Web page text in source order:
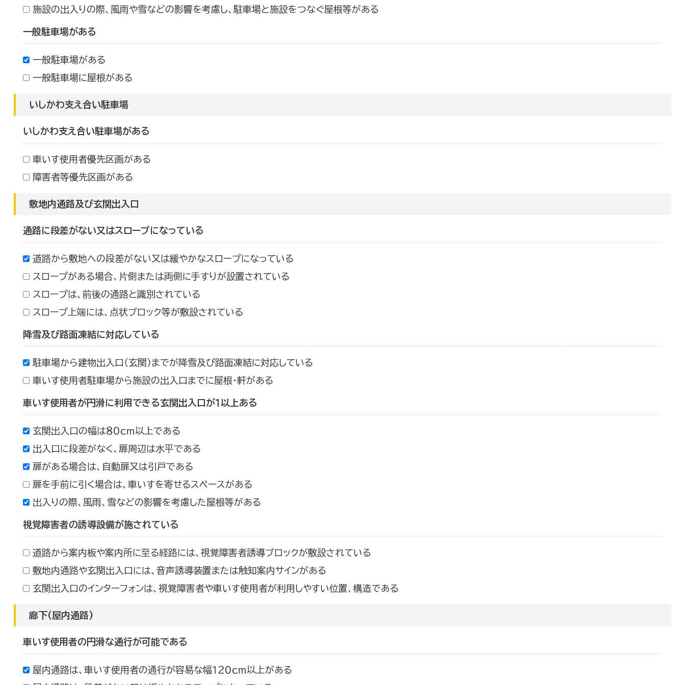
施設の出入りの際、風雨や雪などの影響を考慮し、駐車場と施設をつなぐ屋根等がある
一般駐車場がある
一般駐車場がある
一般駐車場に屋根がある
いしかわ支え合い駐車場
いしかわ支え合い駐車場がある
車いす使用者優先区画がある
障害者等優先区画がある
敷地内通路及び玄関出入口
通路に段差がない又はスロープになっている
道路から敷地への段差がない又は緩やかなスロープになっている
スロープがある場合、片側または両側に手すりが設置されている
スロープは、前後の通路と識別されている
スロープ上端には、点状ブロック等が敷設されている
降雪及び路面凍結に対応している
駐車場から建物出入口（玄関）までが降雪及び路面凍結に対応している
車いす使用者駐車場から施設の出入口までに屋根・軒がある
車いす使用者が円滑に利用できる玄関出入口が１以上ある
玄関出入口の幅は８０ｃｍ以上である
出入口に段差がなく、扉周辺は水平である
扉がある場合は、自動扉又は引戸である
扉を手前に引く場合は、車いすを寄せるスペースがある
出入りの際、風雨、雪などの影響を考慮した屋根等がある
視覚障害者の誘導設備が施されている
道路から案内板や案内所に至る経路には、視覚障害者誘導ブロックが敷設されている
敷地内通路や玄関出入口には、音声誘導装置または触知案内サインがある
玄関出入口のインターフォンは、視覚障害者や車いす使用者が利用しやすい位置、構造である
廊下(屋内通路)
車いす使用者の円滑な通行が可能である
屋内通路は、車いす使用者の通行が容易な幅１２０ｃｍ以上がある